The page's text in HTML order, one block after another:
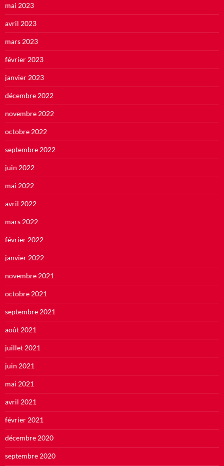
mai 2023
avril 2023
mars 2023
février 2023
janvier 2023
décembre 2022
novembre 2022
octobre 2022
septembre 2022
juin 2022
mai 2022
avril 2022
mars 2022
février 2022
janvier 2022
novembre 2021
octobre 2021
septembre 2021
août 2021
juillet 2021
juin 2021
mai 2021
avril 2021
février 2021
décembre 2020
septembre 2020